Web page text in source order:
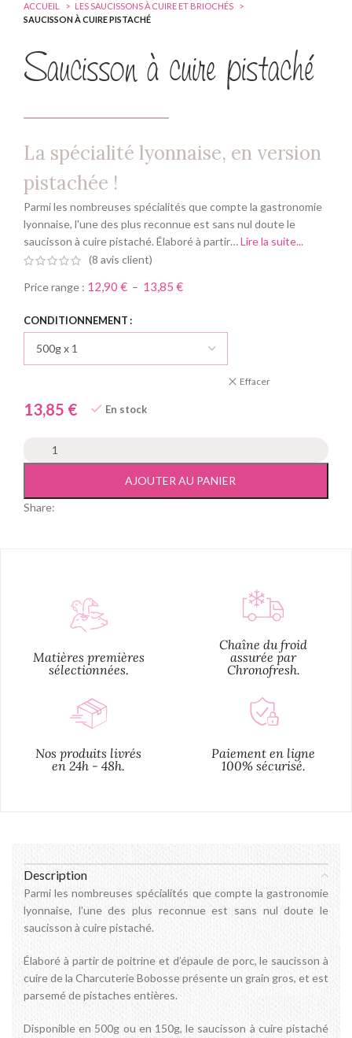
ACCUEIL
LES SAUCISSONS À CUIRE ET BRIOCHÉS
SAUCISSON À CUIRE PISTACHÉ
Saucisson à cuire pistaché
La spécialité lyonnaise, en version
pistachée !
Parmi les nombreuses spécialités que compte la gastronomie
lyonnaise, l'une des plus reconnue est sans nul doute le
saucisson à cuire pistaché. Élaboré à partir…Lire la suite...
(8 avis client)
Price range : 12,90 € – 13,85 €
CONDITIONNEMENT
Effacer
€ En stock
AJOUTER AU PANIER
Alternative:
Share:
Matières premières
sélectionnées.
Chaîne du froid
assurée par
Chronofresh.
Nos produits livrés
en 24h - 48h.
Paiement en ligne
100% sécurisé.
Description
Parmi les nombreuses spécialités que compte la gastronomie
lyonnaise, l’une des plus reconnue est sans nul doute le
saucisson à cuire pistaché.
Élaboré à partir de poitrine et d’épaule de porc, le saucisson à
cuire de la Charcuterie Bobosse présente un grain gros, et est
parsemé de pistaches entières.
Disponible en 500g ou en 150g, le saucisson à cuire pistaché